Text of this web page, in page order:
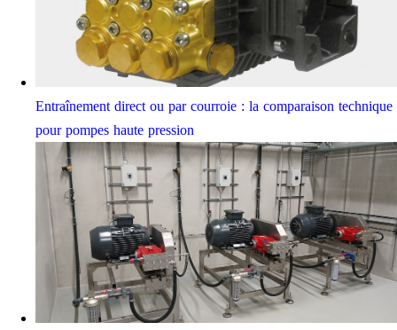
Entraînement direct ou par courroie : la comparaison technique
pour pompes haute pression